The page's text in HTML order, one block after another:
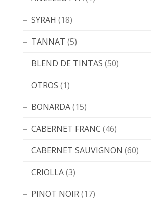
SYRAH (18)
TANNAT (5)
BLEND DE TINTAS (50)
OTROS (1)
BONARDA(15)
CABERNET FRANC (46)
CABERNET SAUVIGNON (60)
CRIOLLA(3)
PINOT NOIR(17)